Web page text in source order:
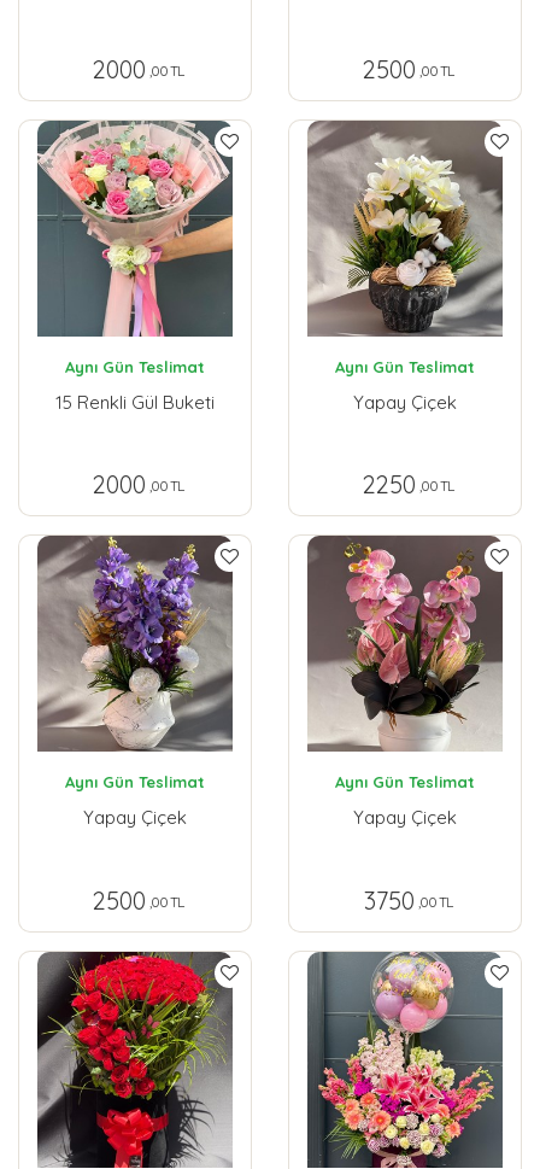
2000 ,00 TL 2500 ,00 TL
Aynı Gün Teslimat
15 Renkli Gül Buketi
2000 ,00 TL
Aynı Gün Teslimat
Yapay Çiçek
2250 ,00 TL
Aynı Gün Teslimat
Yapay Çiçek
2500 ,00 TL
Aynı Gün Teslimat
Yapay Çiçek
3750 ,00 TL